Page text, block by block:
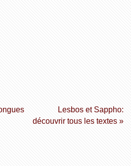
Lesbos et Sappho:
découvrir tous les textes »